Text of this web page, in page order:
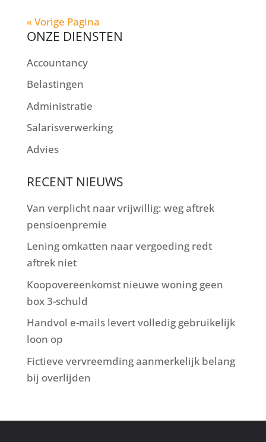
« Vorige Pagina
ONZE DIENSTEN
Accountancy
Belastingen
Administratie
Salarisverwerking
Advies
RECENT NIEUWS
Van verplicht naar vrijwillig: weg aftrek
pensioenpremie
Lening omkatten naar vergoeding redt
aftrek niet
Koopovereenkomst nieuwe woning geen
box 3-schuld
Handvol e-mails levert volledig gebruikelijk
loon op
Fictieve vervreemding aanmerkelijk belang
bij overlijden